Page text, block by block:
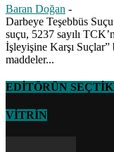
Baran Doğan -
Darbeye Teşebbüs
suçu, 5237 sayılı
İşleyişine Karşı Suçlar”
maddeler...
EDİTÖRÜN
VİTRİN